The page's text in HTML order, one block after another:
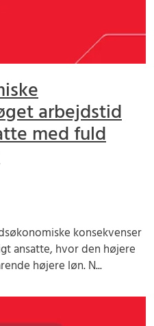
arbejdstid
med fuld
konsekvenser
ansatte, hvor den højere
højere løn. N...